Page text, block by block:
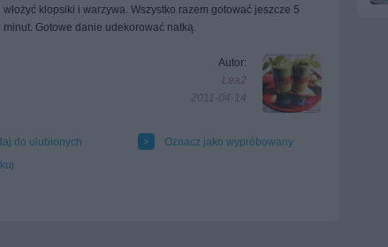
włożyć klopsiki i warzywa. Wszystko razem gotować jeszcze 5
minut. Gotowe danie udekorować natką.
Autor:
Lea2
2011-04-14
do ulubionych
Oznacz jako wypróbowany